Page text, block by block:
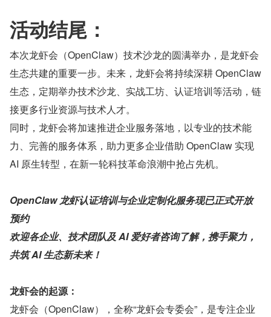
活动结尾：
本次龙虾会（OpenClaw）技术沙龙的圆满举办，是龙虾会
生态共建的重要一步。未来，龙虾会将持续深耕 OpenClaw
生态，定期举办技术沙龙、实战工坊、认证培训等活动，链
接更多行业资源与技术人才。
同时，龙虾会将加速推进企业服务落地，以专业的技术能
力、完善的服务体系，助力更多企业借助 OpenClaw 实现
AI 原生转型，在新一轮科技革命浪潮中抢占先机。
OpenClaw 龙虾认证培训与企业定制化服务现已正式开放
预约
欢迎各企业、技术团队及 AI 爱好者咨询了解，携手聚力，
共筑 AI 生态新未来！
龙虾会的起源：
龙虾会（OpenClaw），全称“龙虾会专委会”，是专注企业